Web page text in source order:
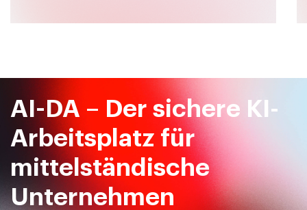
AI-DA – Der sichere KI-
Arbeitsplatz für
mittelständische
Unternehmen